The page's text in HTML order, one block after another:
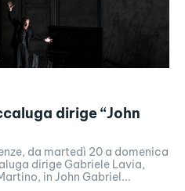
dirige “John
da martedì 20 a domenica
dirige Gabriele Lavia,
in John Gabriel...